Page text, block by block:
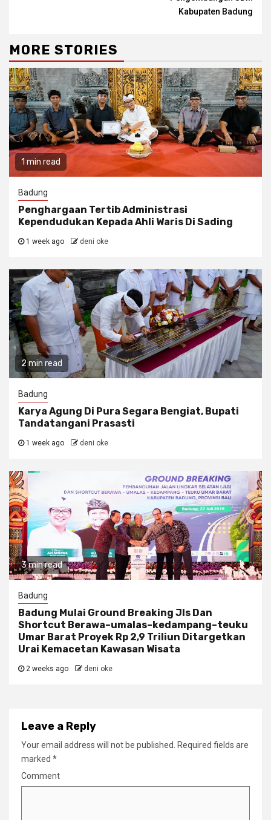
Kabupaten Badung
MORE STORIES
1 min read
Badung
Penghargaan Tertib Administrasi
Kependudukan Kepada Ahli Waris Di Sading
1 week ago deni oke
2 min read
Badung
Karya Agung Di Pura Segara Bengiat, Bupati
Tandatangani Prasasti
1 week ago deni oke
3 min read
Badung
Badung Mulai Ground Breaking Jls Dan
Shortcut Berawa–umalas–kedampang–teuku
Umar Barat Proyek Rp 2,9 Triliun Ditargetkan
Urai Kemacetan Kawasan Wisata
2 weeks ago deni oke
Leave a Reply
Your email address will not be published.
Required fields are
marked *
Comment